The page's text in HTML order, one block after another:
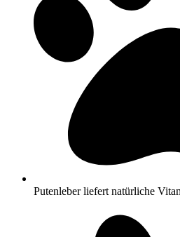
Putenleber liefert natürliche